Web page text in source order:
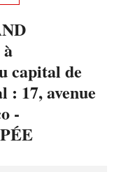
capital de
: 17, avenue
-